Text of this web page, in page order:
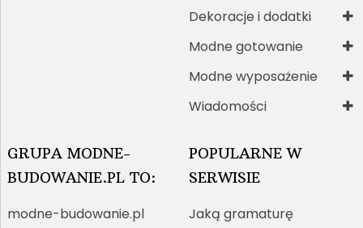
Dekoracje i dodatki
Modne gotowanie
Modne wyposażenie
Wiadomości
GRUPA MODNE-
BUDOWANIE.PL TO:
modne-budowanie.pl
POPULARNE W
SERWISIE
Jaką gramaturę